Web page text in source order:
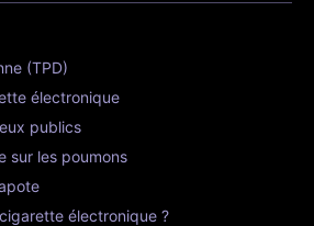
(TPD)
électronique
publics
sur les poumons
électronique ?